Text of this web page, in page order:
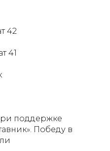
42
41
поддержке
Победу в